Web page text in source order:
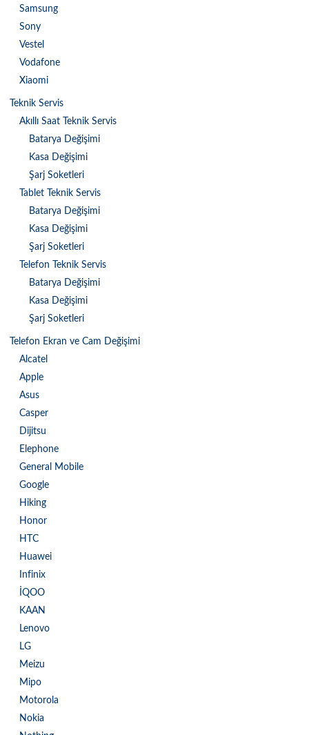
Samsung
Sony
Vestel
Vodafone
Xiaomi
Teknik Servis
Akıllı Saat Teknik Servis
Batarya Değişimi
Kasa Değişimi
Şarj Soketleri
Tablet Teknik Servis
Batarya Değişimi
Kasa Değişimi
Şarj Soketleri
Telefon Teknik Servis
Batarya Değişimi
Kasa Değişimi
Şarj Soketleri
Telefon Ekran ve Cam Değişimi
Alcatel
Apple
Asus
Casper
Dijitsu
Elephone
General Mobile
Google
Hiking
Honor
HTC
Huawei
Infinix
İQOO
KAAN
Lenovo
LG
Meizu
Mipo
Motorola
Nokia